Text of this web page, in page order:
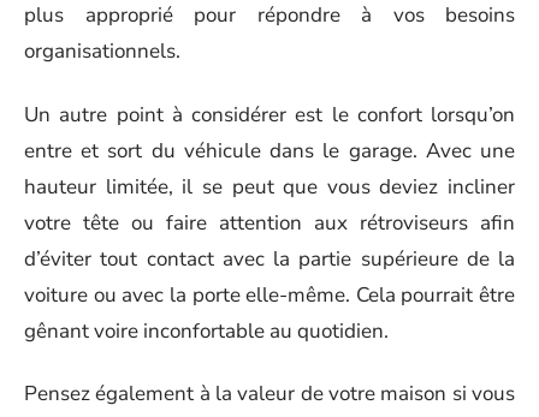
plus approprié pour répondre à vos besoins
organisationnels.
Un autre point à considérer est le confort lorsqu’on
entre et sort du véhicule dans le garage. Avec une
hauteur limitée, il se peut que vous deviez incliner
votre tête ou faire attention aux rétroviseurs afin
d’éviter tout contact avec la partie supérieure de la
voiture ou avec la porte elle-même. Cela pourrait être
gênant voire inconfortable au quotidien.
Pensez également à la valeur de votre maison si vous